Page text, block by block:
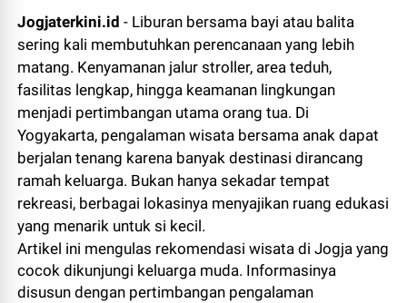
Jogjaterkini.id - Liburan bersama bayi atau balita
sering kali membutuhkan perencanaan yang lebih
matang. Kenyamanan jalur stroller, area teduh,
fasilitas lengkap, hingga keamanan lingkungan
menjadi pertimbangan utama orang tua. Di
Yogyakarta, pengalaman wisata bersama anak dapat
berjalan tenang karena banyak destinasi dirancang
ramah keluarga. Bukan hanya sekadar tempat
rekreasi, berbagai lokasinya menyajikan ruang edukasi
yang menarik untuk si kecil.
Artikel ini mengulas rekomendasi wisata di Jogja yang
cocok dikunjungi keluarga muda. Informasinya
disusun dengan pertimbangan pengalaman